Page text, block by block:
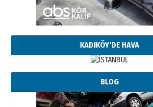
KADIKÖY'DE HAVA
BLOG